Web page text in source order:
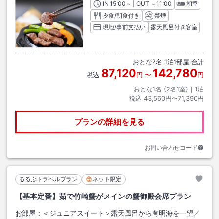
INチェックイン
15:00 ～ | OUT チェックアウト
～11:00
和室
夕食/朝食付き
禁煙
現地/事前支払い
露天風呂付き客室
おとな2名 1泊1部屋 合計
税込 87,120円 〜 142,780円
おとな1名 (2名1室)｜ 1泊
税込 43,560円〜71,390円
プランの詳細を見る
お問い合わせコード
るるぶトラベルプラン ネット限定
【基本定番】茹で竹崎蟹がメインの蟹御殿会席プラン
お部屋： ＜ジュニアスイート＞露天風呂から有明海を一望／